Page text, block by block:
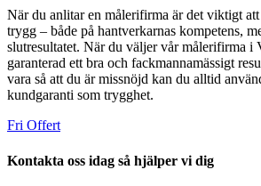
När du anlitar en målerifirma är det viktigt
trygg – både på hantverkarnas kompetens,
slutresultatet. När du väljer vår målerifirma i
garanterad ett bra och fackmannamässigt
vara så att du är missnöjd kan du alltid
kundgaranti som trygghet.
Fri Offert
Kontakta oss idag så hjälper vi dig